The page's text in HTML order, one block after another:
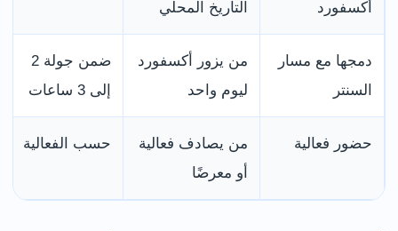
أكسفورد
التاريخ المحلي
دمجها مع مسار
السنتر
من يزور أكسفورد
ليوم واحد
ضمن جولة 2
إلى 3 ساعات
حضور فعالية
من يصادف فعالية
أو معرضًا
حسب الفعالية